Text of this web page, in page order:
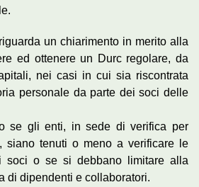
un chiarimento in merito alla
ed ottenere un Durc regolare, da
nei casi in cui sia riscontrata
personale da parte dei soci delle
se gli enti, in sede di verifica per
siano tenuti o meno a verificare le
soci o se si debbano limitare alla
di dipendenti e collaboratori.